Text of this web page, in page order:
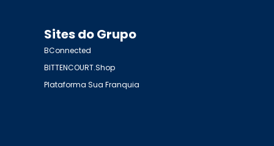
Sites do Grupo
BConnected
BITTENCOURT.Shop
Plataforma Sua Franquia